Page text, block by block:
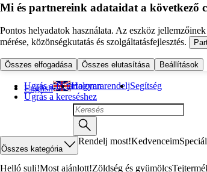
Mi és partnereink adataidat a következő
Pontos helyadatok használata. Az eszköz
mérése, közönségkutatás és szolgáltatásfejlesztés.
Összes elfogadása Összes elutasítása Beállítások
Ugrás a fő tartalomra
Ugrás a kereséshez
English Hogyan rendeljSegítség
Összes kategória
Rendelj most!Kedvenceim
Helló suli!Most ajánlott!Zöldség és gyümölcs